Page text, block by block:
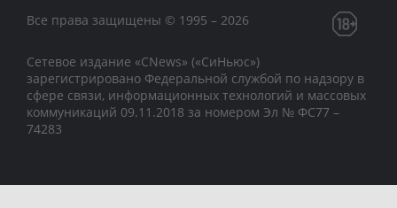
Все права защищены © 1995 – 2026
Сетевое издание «CNews» («СиНьюс»)
зарегистрировано Федеральной службой по надзору в
сфере связи, информационных технологий и массовых
коммуникаций 09.11.2018 за номером Эл № ФС77 –
74283